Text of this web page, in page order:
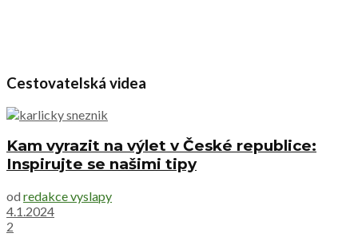
Cestovatelská videa
Kam vyrazit na výlet v České republice:
Inspirujte se našimi tipy
od redakce vyslapy
4.1.2024
2